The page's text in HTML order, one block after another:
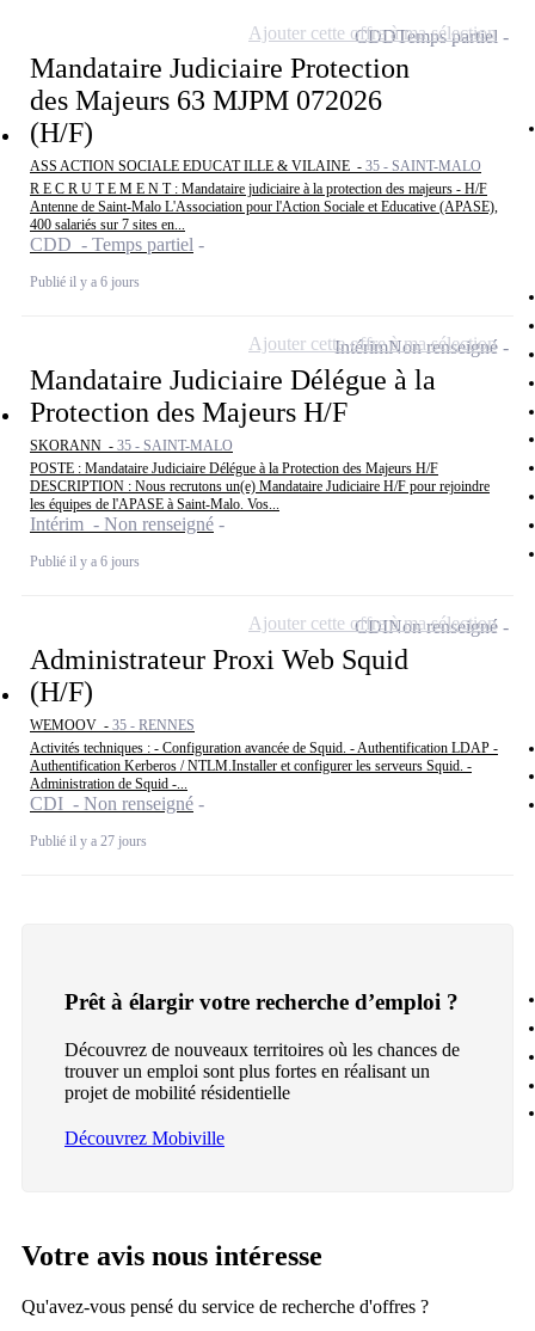
Mandataire Judiciaire Protection
des Majeurs 63 MJPM 072026
(H/F)
ASS ACTION SOCIALE EDUCAT ILLE & VILAINE - 35 - SAINT-MALO
R E C R U T E M E N T : Mandataire judiciaire à la protection des majeurs - H/F
Antenne de Saint-Malo L'Association pour l'Action Sociale et Educative (APASE),
400 salariés sur 7 sites en...
CDD - Temps partiel
Publié il y a 6 jours
CDDTemps partiel
Ajouter cette offre à ma sélection
Mandataire Judiciaire Délégue à la
Protection des Majeurs H/F
SKORANN - 35 - SAINT-MALO
POSTE : Mandataire Judiciaire Délégue à la Protection des Majeurs H/F
DESCRIPTION : Nous recrutons un(e) Mandataire Judiciaire H/F pour rejoindre
les équipes de l'APASE à Saint-Malo. Vos...
Intérim - Non renseigné
Publié il y a 6 jours
IntérimNon renseigné
Ajouter cette offre à ma sélection
Administrateur Proxi Web Squid
(H/F)
WEMOOV - 35 - RENNES
Activités techniques : - Configuration avancée de Squid. - Authentification LDAP -
Authentification Kerberos / NTLM.Installer et configurer les serveurs Squid. -
Administration de Squid -...
CDI - Non renseigné
Publié il y a 27 jours
CDINon renseigné
Ajouter cette offre à ma sélection
Prêt à élargir votre recherche d’emploi ?
Découvrez de nouveaux territoires où les chances de
trouver un emploi sont plus fortes en réalisant un
projet de mobilité résidentielle
Découvrez Mobiville
Votre avis nous intéresse
Qu'avez-vous pensé du service de recherche d'offres ?